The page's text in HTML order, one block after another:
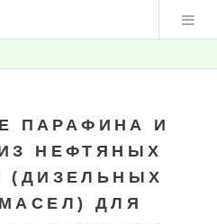
ПАРАФИНА И
НЕФТЯНЫХ
(ДИЗЕЛЬНЫХ
ДЛЯ